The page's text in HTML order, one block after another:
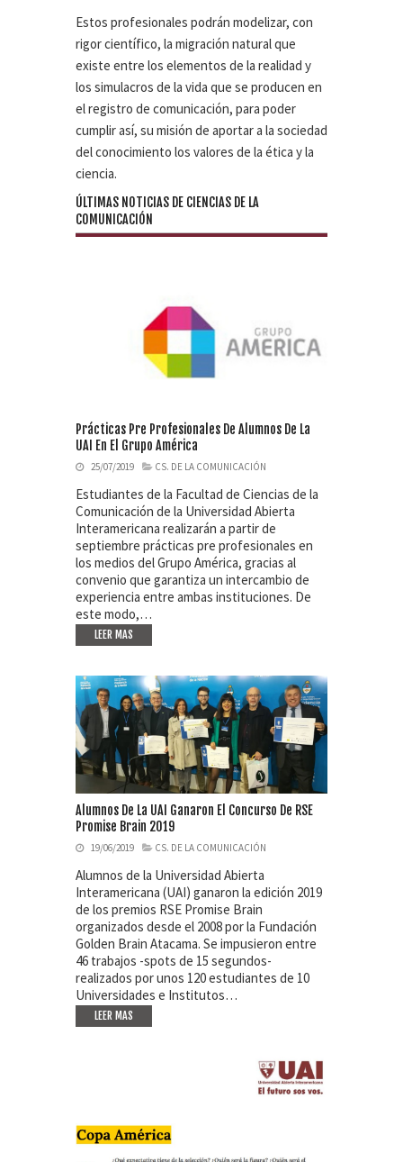
Estos profesionales podrán modelizar, con
rigor científico, la migración natural que
existe entre los elementos de la realidad y
los simulacros de la vida que se producen en
el registro de comunicación, para poder
cumplir así, su misión de aportar a la sociedad
del conocimiento los valores de la ética y la
ciencia.
ÚLTIMAS NOTICIAS DE CIENCIAS DE LA
COMUNICACIÓN
Prácticas Pre Profesionales De Alumnos De La
UAI En El Grupo América
25/07/2019 CS. DE LA COMUNICACIÓN
Estudiantes de la Facultad de Ciencias de la
Comunicación de la Universidad Abierta
Interamericana realizarán a partir de
septiembre prácticas pre profesionales en
los medios del Grupo América, gracias al
convenio que garantiza un intercambio de
experiencia entre ambas instituciones. De
este modo,…
LEER MAS
Alumnos De La UAI Ganaron El Concurso De RSE
Promise Brain 2019
19/06/2019 CS. DE LA COMUNICACIÓN
Alumnos de la Universidad Abierta
Interamericana (UAI) ganaron la edición 2019
de los premios RSE Promise Brain
organizados desde el 2008 por la Fundación
Golden Brain Atacama. Se impusieron entre
46 trabajos -spots de 15 segundos-
realizados por unos 120 estudiantes de 10
Universidades e Institutos…
LEER MAS